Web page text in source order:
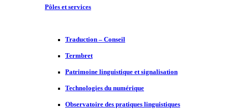
Pôles et services
Traduction – Conseil
Termbret
Patrimoine linguistique et signalisation
Technologies du numérique
Observatoire des pratiques linguistiques